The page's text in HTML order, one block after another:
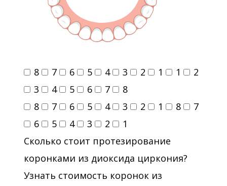
8 7 6 5 4 3 2 1 1
2
3
4 5 6 7
8
8
7 6 5 4 3 2 1 8
7
6
5 4 3 2
1
Сколько стоит протезирование
коронками из диоксида циркония?
Узнать стоимость коронок из